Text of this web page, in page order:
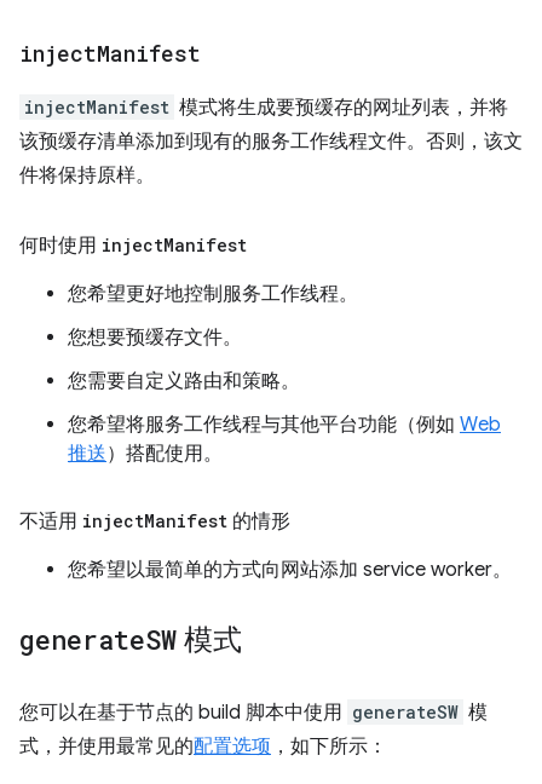
injectManifest
injectManifest 模式将生成要预缓存的网址列表，并将
该预缓存清单添加到现有的服务工作线程文件。否则，该文
件将保持原样。
何时使用 injectManifest
您希望更好地控制服务工作线程。
您想要预缓存文件。
您需要自定义路由和策略。
您希望将服务工作线程与其他平台功能（例如 Web
推送）搭配使用。
不适用 injectManifest 的情形
您希望以最简单的方式向网站添加 service worker。
generateSW 模式
您可以在基于节点的 build 脚本中使用 generateSW 模
式，并使用最常见的配置选项 ，如下所示：